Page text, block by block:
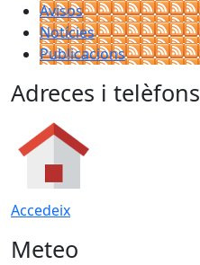
Avisos
Notícies
Publicacions
Adreces i telèfons
Accedeix
Meteo